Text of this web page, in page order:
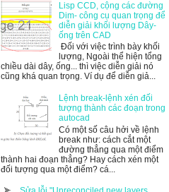
Lisp CCD, cộng các đường
Dim- công cụ quan trọng để
diễn giải khối lượng Dây-
ống trên CAD
Đối với việc trình bày khối
lượng, Ngoài thể hiện tổng
chiều dài dây, ống... thì việc diễn giải nó
cũng khá quan trọng. Ví dụ để diễn giả...
Lệnh break-lệnh xén đối
tượng thành các đoạn trong
autocad
Có một số câu hởi về lệnh
break như: cách cắt một
đường thẳng qua một điểm
thành hai đoạn thẳng? Hay cách xén một
đối tượng qua một điểm? cá...